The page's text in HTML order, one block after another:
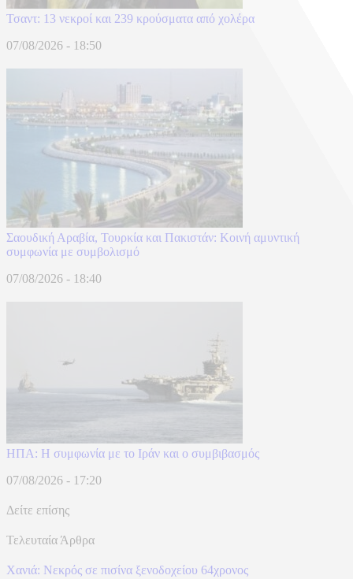
Τσαντ: 13 νεκροί και 239 κρούσματα από χολέρα
07/08/2026 - 18:50
Σαουδική Αραβία, Τουρκία και Πακιστάν: Kοινή αμυντική
συμφωνία με συμβολισμό
07/08/2026 - 18:40
ΗΠΑ: H συμφωνία με το Ιράν και ο συμβιβασμός
07/08/2026 - 17:20
Δείτε επίσης
Τελευταία Άρθρα
Χανιά: Νεκρός σε πισίνα ξενοδοχείου 64χρονος